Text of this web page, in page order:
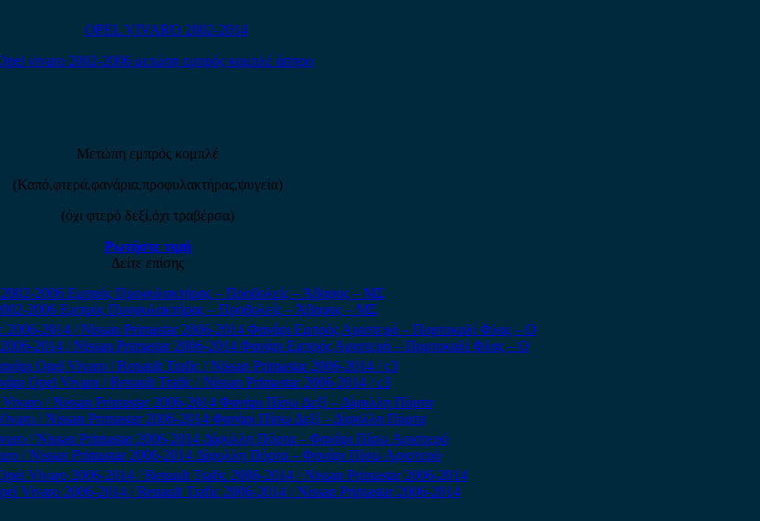
OPEL VIVARO 2002-2014
Μετώπη εμπρός κομπλέ
(Καπό,φτερά,φανάρια,προφυλακτήρας,ψυγεία)
(όχι φτερό δεξί,όχι τραβέρσα)
Ρωτήστε τιμή
Δείτε επίσης
2006 Εμπρός Προφυλακτήρας – Προβολείς – Άβαφος – ΜΣ
2014 / Nissan Primastar 2006-2014 Φανάρι Εμπρός Αριστερό – Πορτοκαλί Φλας – Ο
Opel Vivaro / Renault Trafic / Nissan Primastar 2006-2014 / c3
/ Nissan Primastar 2006-2014 Φανάρι Πίσω Δεξί – Δίφυλλη Πόρτα
/ Nissan Primastar 2006-2014 Δίφυλλη Πόρτα – Φανάρι Πίσω Αριστερό
Vivaro 2006-2014 / Renault Trafic 2006-2014 / Nissan Primastar 2006-2014